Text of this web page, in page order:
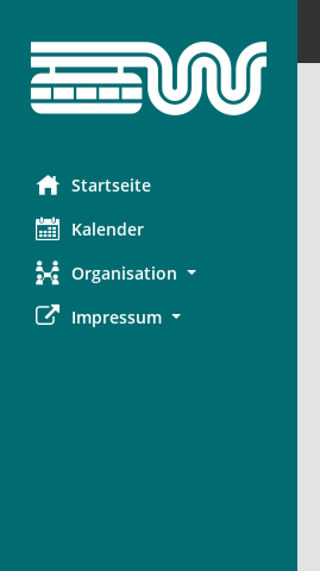
Startseite
Kalender
Organisation
Impressum